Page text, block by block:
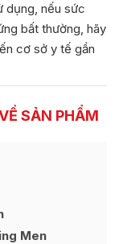
dụng, nếu sức
bất thường, hãy
cơ sở y tế gần
SẢN PHẨM
Men